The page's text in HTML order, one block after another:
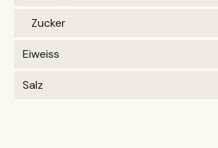
Zucker
Eiweiss
Salz